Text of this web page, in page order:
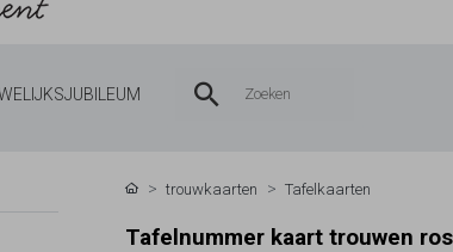
trouwkaarten Tafelkaarten
Tafelnummer kaart trouwen